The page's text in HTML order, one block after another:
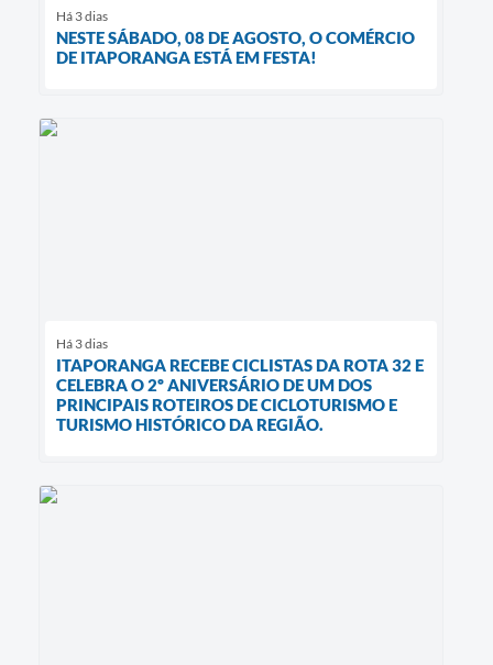
Há 3 dias
NESTE SÁBADO, 08 DE AGOSTO, O COMÉRCIO
DE ITAPORANGA ESTÁ EM FESTA!
Há 3 dias
ITAPORANGA RECEBE CICLISTAS DA ROTA 32 E
CELEBRA O 2º ANIVERSÁRIO DE UM DOS
PRINCIPAIS ROTEIROS DE CICLOTURISMO E
TURISMO HISTÓRICO DA REGIÃO.